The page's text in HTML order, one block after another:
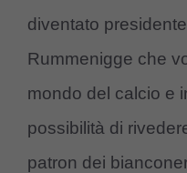
diventato
Rummenigge che
mondo del calcio e
possibilità di
patron dei